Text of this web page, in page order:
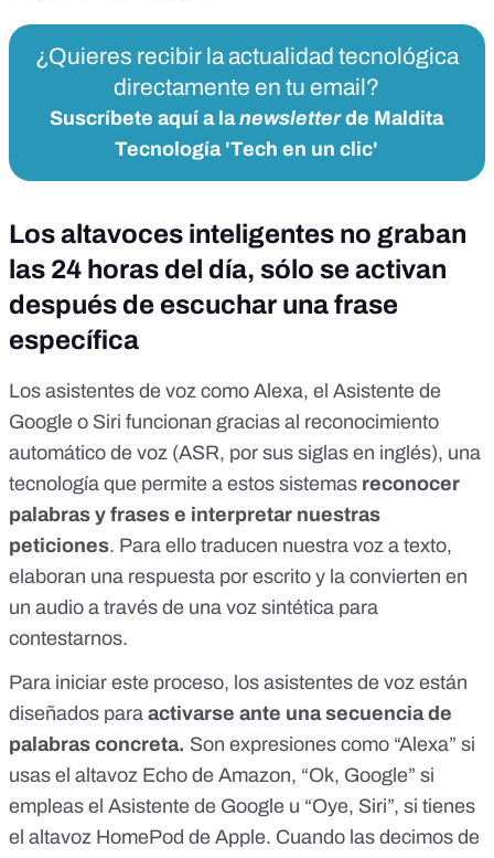
¿Quieres recibir la actualidad tecnológica
directamente en tu email?
Suscríbete aquí a lanewsletterde Maldita
Tecnología 'Tech en un clic'
Los altavoces inteligentes no graban
las 24 horas del día, sólo se activan
después de escuchar una frase
específica
Los asistentes de voz como Alexa, el Asistente de
Google o Siri funcionan gracias al reconocimiento
automático de voz (ASR, por sus siglas en inglés), una
tecnología que permite a estos sistemas reconocer
palabras y frases e interpretar nuestras
peticiones. Para ello traducen nuestra voz a texto,
elaboran una respuesta por escrito y la convierten en
un audio a través de una voz sintética para
contestarnos.
Para iniciar este proceso, los asistentes de voz están
diseñados para activarse ante una secuencia de
palabras concreta. Son expresiones como “Alexa” si
usas el altavoz Echo de Amazon, “Ok, Google” si
empleas el Asistente de Google u “Oye, Siri”, si tienes
el altavoz HomePod de Apple. Cuando las decimos de